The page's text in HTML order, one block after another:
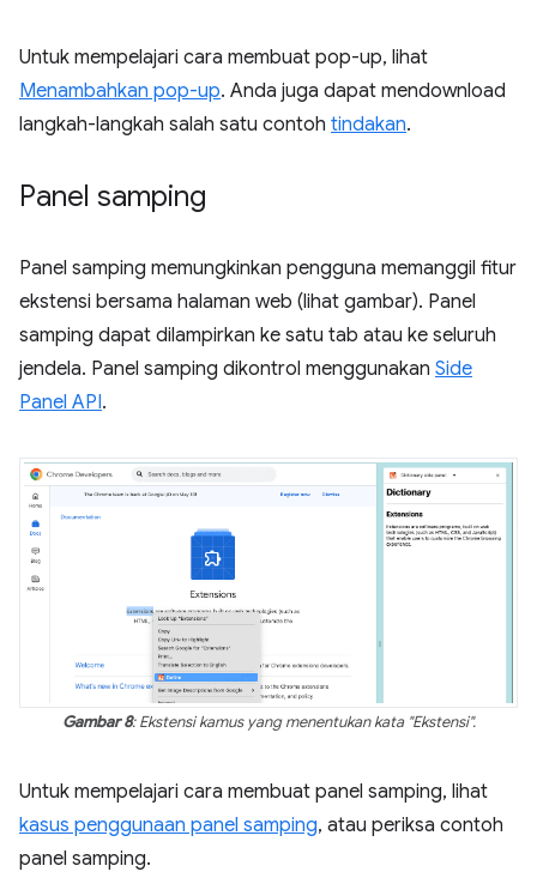
Untuk mempelajari cara membuat pop-up, lihat
Menambahkan pop-up. Anda juga dapat mendownload
langkah-langkah salah satu contoh tindakan.
Panel samping
Panel samping memungkinkan pengguna memanggil fitur
ekstensi bersama halaman web (lihat gambar). Panel
samping dapat dilampirkan ke satu tab atau ke seluruh
jendela. Panel samping dikontrol menggunakan Side
Panel API.
Gambar 8: Ekstensi kamus yang menentukan kata "Ekstensi".
Untuk mempelajari cara membuat panel samping, lihat
kasus penggunaan panel samping, atau periksa contoh
panel samping.